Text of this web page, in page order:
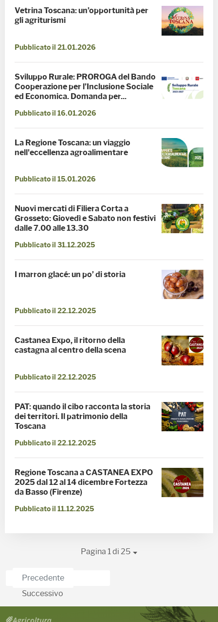
Vetrina Toscana: un’opportunità per
gli agriturismi
Pubblicato il 21.01.2026
Sviluppo Rurale: PROROGA del Bando
Cooperazione per l’Inclusione Sociale
ed Economica. Domanda per...
Pubblicato il 16.01.2026
La Regione Toscana: un viaggio
nell'eccellenza agroalimentare
Pubblicato il 15.01.2026
Nuovi mercati di Filiera Corta a
Grosseto: Giovedì e Sabato non festivi
dalle 7.00 alle 13.30
Pubblicato il 31.12.2025
I marron glacé: un po’ di storia
Pubblicato il 22.12.2025
Castanea Expo, il ritorno della
castagna al centro della scena
Pubblicato il 22.12.2025
PAT: quando il cibo racconta la storia
dei territori. Il patrimonio della
Toscana
Pubblicato il 22.12.2025
Regione Toscana a CASTANEA EXPO
2025 dal 12 al 14 dicembre Fortezza
da Basso (Firenze)
Pubblicato il 11.12.2025
Pagina 1 di 25
Precedente
Successivo